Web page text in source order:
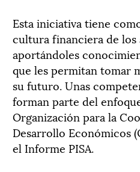
Esta iniciativa tiene
cultura financiera de los
aportándoles
que les permitan tomar
su futuro. Unas
forman parte del
Organización para la
Desarrollo Económicos
el Informe PISA.